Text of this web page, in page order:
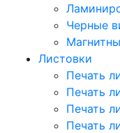
Черные
Листовки
Печать
Печать
Печать
Печать